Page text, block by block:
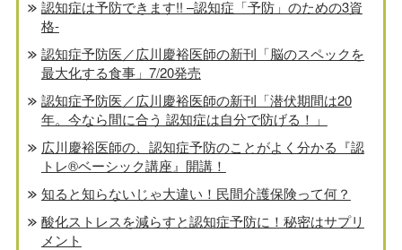
認知症は予防できます!! –認知症「予防」のための3資
格-
認知症予防医／広川慶裕医師の新刊「脳のスペックを
最大化する食事」7/20発売
認知症予防医／広川慶裕医師の新刊「潜伏期間は20
年。今なら間に合う 認知症は自分で防げる！」
広川慶裕医師の、認知症予防のことがよく分かる『認
トレ®️ベーシック講座』開講！
知ると知らないじゃ大違い！民間介護保険って何？
酸化ストレスを減らすと認知症予防に！秘密はサプリ
メント